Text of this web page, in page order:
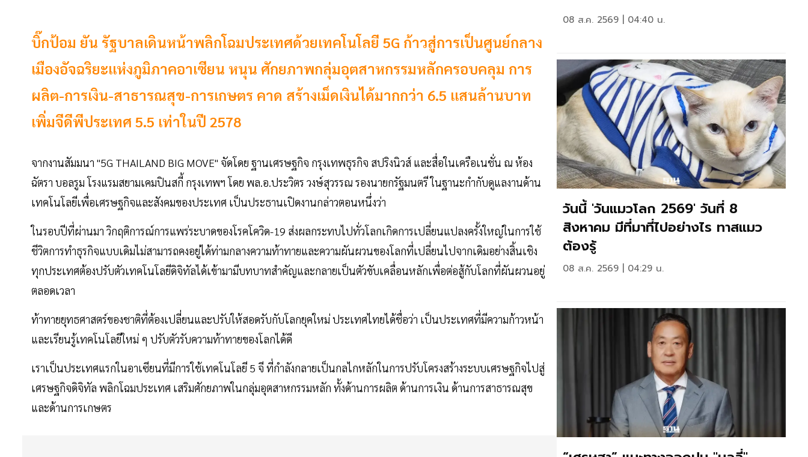
บิ๊กป้อม ยัน รัฐบาลเดินหน้าพลิกโฉมประเทศด้วยเทคโนโลยี 5G ก้าวสู่การเป็นศูนย์กลาง
เมืองอัจฉริยะแห่งภูมิภาคอาเซียน หนุน ศักยภาพกลุ่มอุตสาหกรรมหลักครอบคลุม การ
ผลิต-การเงิน-สาธารณสุข-การเกษตร คาด สร้างเม็ดเงินได้มากกว่า 6.5 แสนล้านบาท
เพิ่มจีดีพีประเทศ 5.5 เท่าในปี 2578
จากงานสัมมนา "5G THAILAND BIG MOVE" จัดโดย ฐานเศรษฐกิจ กรุงเทพธุรกิจ สปริงนิวส์ และสื่อในเครือเนชั่น ณ ห้อง
ฉัตรา บอลรูม โรงแรมสยามเคมปินสกี้ กรุงเทพฯ โดย พล.อ.ประวิตร วงษ์สุวรรณ รองนายกรัฐมนตรี ในฐานะกำกับดูแลงานด้าน
เทคโนโลยีเพื่อเศรษฐกิจและสังคมของประเทศ เป็นประธานเปิดงานกล่าวตอนหนึ่งว่า
ในรอบปีที่ผ่านมา วิกฤติการณ์การแพร่ระบาดของโรคโควิด-19 ส่งผลกระทบไปทั่วโลกเกิดการเปลี่ยนแปลงครั้งใหญ่ในการใช้
ชีวิตการทำธุรกิจแบบเดิมไม่สามารถคงอยู่ได้ท่ามกลางความท้าทายและความผันผวนของโลกที่เปลี่ยนไปจากเดิมอย่างสิ้นเชิง
ทุกประเทศต้องปรับตัวเทคโนโลยีดิจิทัลได้เข้ามามีบทบาทสำคัญและกลายเป็นตัวขับเคลื่อนหลักเพื่อต่อสู้กับโลกที่ผันผวนอยู่
ตลอดเวลา
ท้าทายยุทธศาสตร์ของชาติที่ต้องเปลี่ยนและปรับให้สอดรับกับโลกยุคใหม่ ประเทศไทยได้ชื่อว่า เป็นประเทศที่มีความก้าวหน้า
และเรียนรู้เทคโนโลยีใหม่ ๆ ปรับตัวรับความท้าทายของโลกได้ดี
เราเป็นประเทศแรกในอาเซียนที่มีการใช้เทคโนโลยี 5 จี ที่กำลังกลายเป็นกลไกหลักในการปรับโครงสร้างระบบเศรษฐกิจไปสู่
เศรษฐกิจดิจิทัล พลิกโฉมประเทศ เสริมศักยภาพในกลุ่มอุตสาหกรรมหลัก ทั้งด้านการผลิต ด้านการเงิน ด้านการสาธารณสุข
และด้านการเกษตร
08 ส.ค. 2569 | 04:40 น.
วันนี้ 'วันแมวโลก 2569' วันที่ 8
สิงหาคม มีที่มาที่ไปอย่างไร ทาสแมว
ต้องรู้
08 ส.ค. 2569 | 04:29 น.